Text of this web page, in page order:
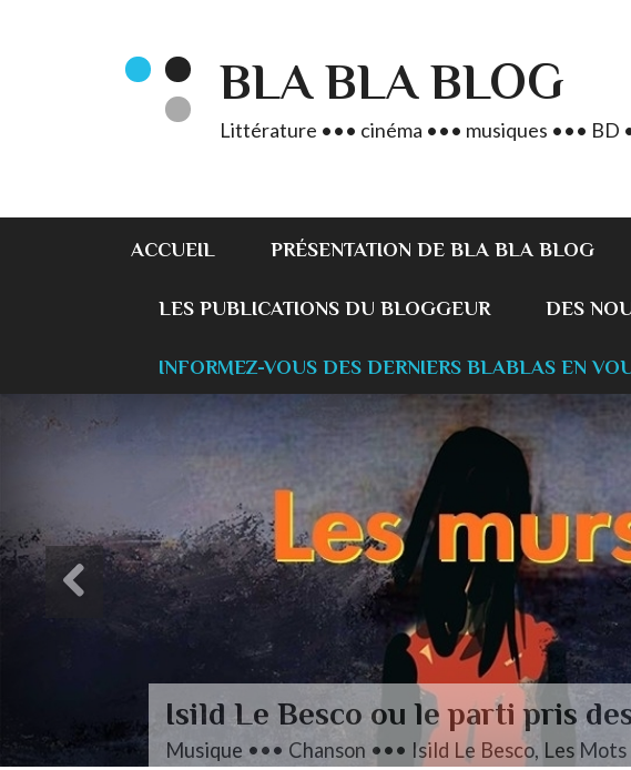
BLA BLA BLOG
Littérature ••• cinéma ••• musiques •••
ACCUEIL PRÉSENTATION DE BLA BLA BLOG
LES PUBLICATIONS DU BLOGGEUR DES
INFORMEZ-VOUS DES DERNIERS BLABLAS EN
L’autre
Musique •••